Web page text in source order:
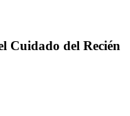
Cuidado del Recién